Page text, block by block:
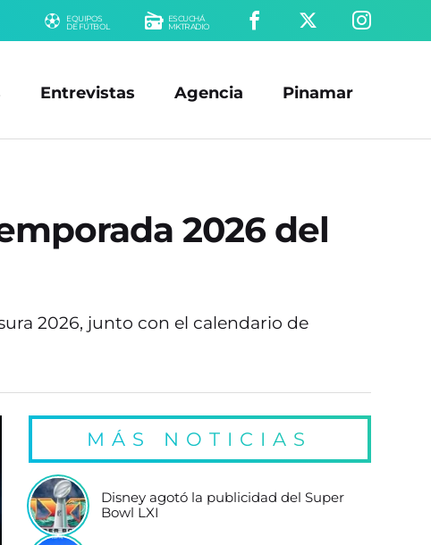
EQUIPOS
DE FÚTBOL
ESCUCHÁ
MKTRADIO
Entrevistas Agencia Pinamar
2026 del
2026, junto con el calendario de
MÁS NOTICIAS
Disney agotó la publicidad del Super
Bowl LXI